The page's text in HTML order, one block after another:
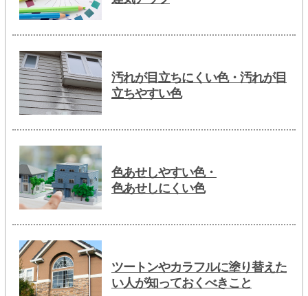
汚れが目立ちにくい色・汚れが目
立ちやすい色
色あせしやすい色・
色あせしにくい色
ツートンやカラフルに塗り替えた
い人が知っておくべきこと